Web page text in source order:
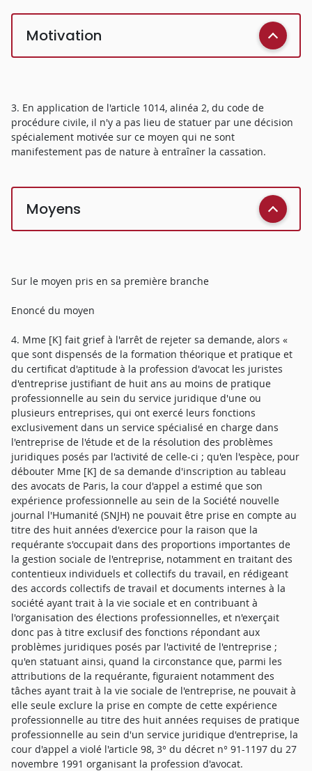
Motivation
3. En application de l'article 1014, alinéa 2, du code de
procédure civile, il n'y a pas lieu de statuer par une décision
spécialement motivée sur ce moyen qui ne sont
manifestement pas de nature à entraîner la cassation.
Moyens
Sur le moyen pris en sa première branche
Enoncé du moyen
4. Mme [K] fait grief à l'arrêt de rejeter sa demande, alors «
que sont dispensés de la formation théorique et pratique et
du certificat d'aptitude à la profession d'avocat les juristes
d'entreprise justifiant de huit ans au moins de pratique
professionnelle au sein du service juridique d'une ou
plusieurs entreprises, qui ont exercé leurs fonctions
exclusivement dans un service spécialisé en charge dans
l'entreprise de l'étude et de la résolution des problèmes
juridiques posés par l'activité de celle-ci ; qu'en l'espèce, pour
débouter Mme [K] de sa demande d'inscription au tableau
des avocats de Paris, la cour d'appel a estimé que son
expérience professionnelle au sein de la Société nouvelle
journal l'Humanité (SNJH) ne pouvait être prise en compte au
titre des huit années d'exercice pour la raison que la
requérante s'occupait dans des proportions importantes de
la gestion sociale de l'entreprise, notamment en traitant des
contentieux individuels et collectifs du travail, en rédigeant
des accords collectifs de travail et documents internes à la
société ayant trait à la vie sociale et en contribuant à
l'organisation des élections professionnelles, et n'exerçait
donc pas à titre exclusif des fonctions répondant aux
problèmes juridiques posés par l'activité de l'entreprise ;
qu'en statuant ainsi, quand la circonstance que, parmi les
attributions de la requérante, figuraient notamment des
tâches ayant trait à la vie sociale de l'entreprise, ne pouvait à
elle seule exclure la prise en compte de cette expérience
professionnelle au titre des huit années requises de pratique
professionnelle au sein d'un service juridique d'entreprise, la
cour d'appel a violé l'article 98, 3° du décret n° 91-1197 du 27
novembre 1991 organisant la profession d'avocat.